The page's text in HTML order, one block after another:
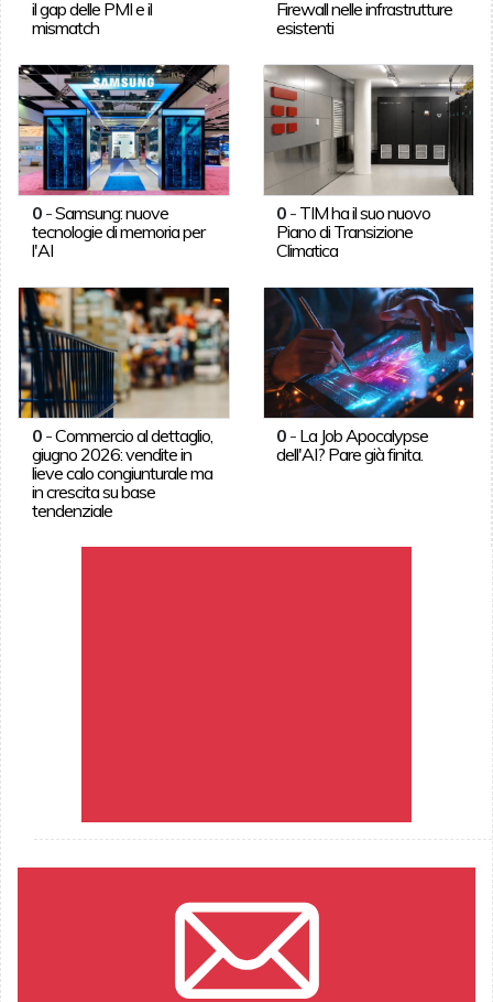
il gap delle PMI e il
mismatch
Firewall nelle infrastrutture
esistenti
0-Samsung: nuove
tecnologie di memoria per
l'AI
0 - TIM ha il suo nuovo
Piano di Transizione
Climatica
0-Commercio al dettaglio,
giugno 2026: vendite in
lieve calo congiunturale ma
in crescita su base
tendenziale
0 - La Job Apocalypse
dell'AI? Pare già finita.